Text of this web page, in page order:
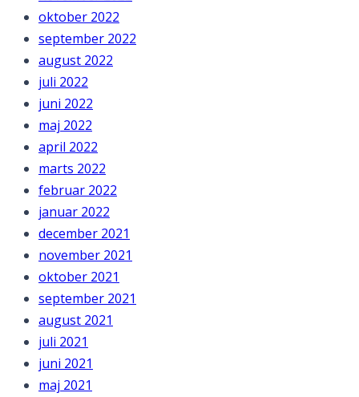
oktober 2022
september 2022
august 2022
juli 2022
juni 2022
maj 2022
april 2022
marts 2022
februar 2022
januar 2022
december 2021
november 2021
oktober 2021
september 2021
august 2021
juli 2021
juni 2021
maj 2021